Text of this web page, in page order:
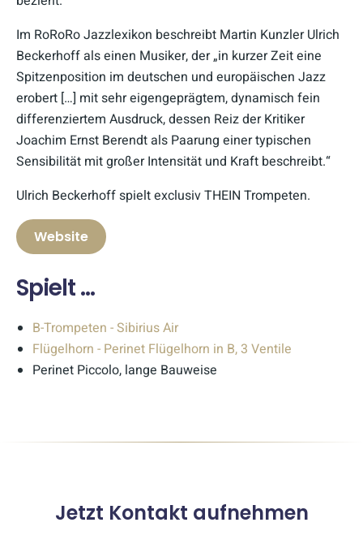
Im RoRoRo Jazzlexikon beschreibt Martin Kunzler Ulrich
Beckerhoff als einen Musiker, der „in kurzer Zeit eine
Spitzenposition im deutschen und europäischen Jazz
erobert […] mit sehr eigengeprägtem, dynamisch fein
differenziertem Ausdruck, dessen Reiz der Kritiker
Joachim Ernst Berendt als Paarung einer typischen
Sensibilität mit großer Intensität und Kraft beschreibt.“
Ulrich Beckerhoff spielt exclusiv THEIN Trompeten.
Website
Spielt ...
B-Trompeten - Sibirius Air
Flügelhorn - Perinet Flügelhorn in B, 3 Ventile
Perinet Piccolo, lange Bauweise
Jetzt Kontakt aufnehmen